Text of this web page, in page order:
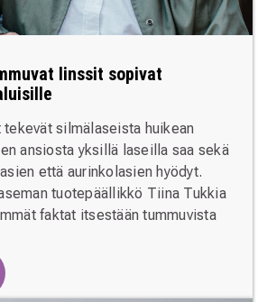
linssit sopivat
silmälaseista huikean
ansiosta yksillä laseilla saa sekä
että aurinkolasien hyödyt.
tuotepäällikkö Tiina Tukkia
faktat itsestään tummuvista